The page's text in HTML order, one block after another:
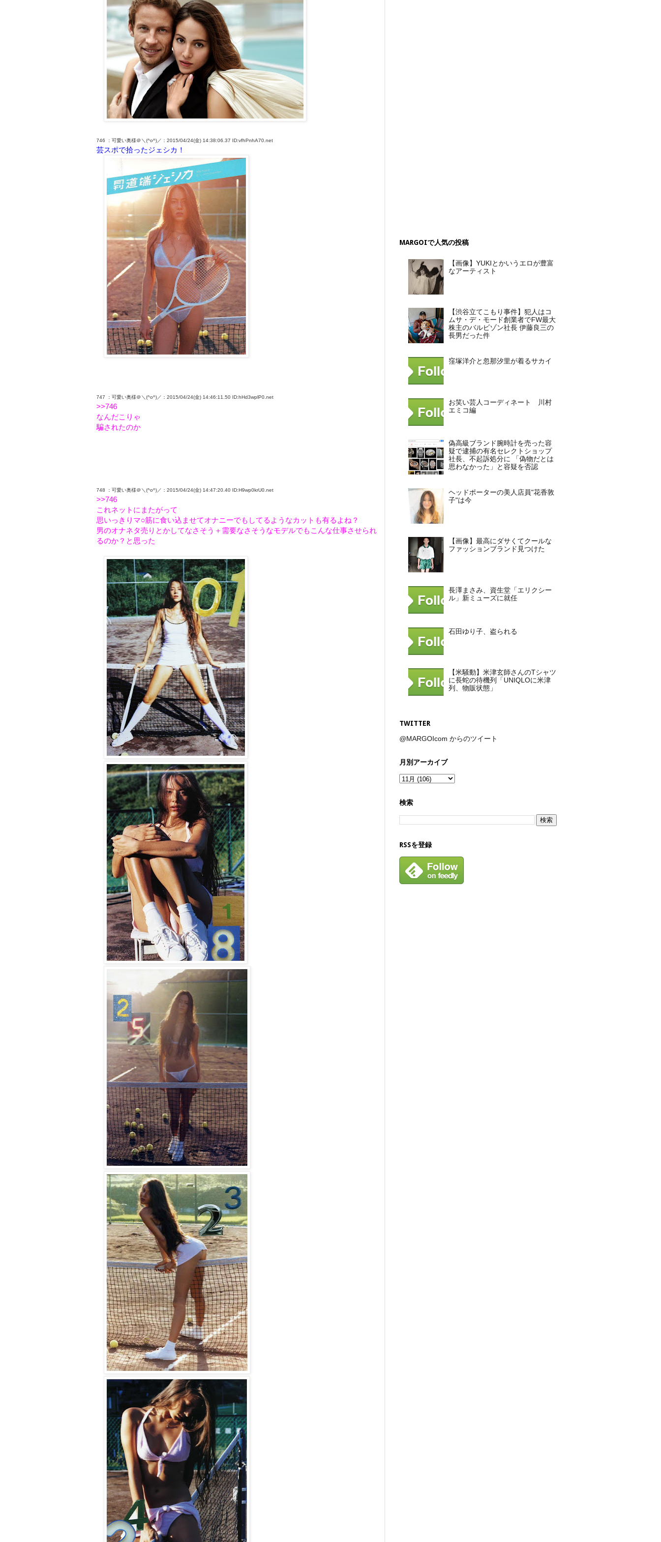
746 ：可愛い奥様＠＼(^o^)／：2015/04/24(金) 14:38:06.37 ID:vfhPnhA70.net
芸スポで拾ったジェシカ！
747 ：可愛い奥様＠＼(^o^)／：2015/04/24(金) 14:46:11.50 ID:hHd3wplP0.net
>>746
なんだこりゃ
騙されたのか
748 ：可愛い奥様＠＼(^o^)／：2015/04/24(金) 14:47:20.40 ID:H9wp0krU0.net
>>746
これネットにまたがって
思いっきりマ○筋に食い込ませてオナニーでもしてるようなカットも有るよね？
男のオナネタ売りとかしてなさそう＋需要なさそうなモデルでもこんな仕事させられ
るのか？と思った
MARGOIで人気の投稿
【画像】YUKIとかいうエロが豊富
なアーティスト
【渋谷立てこもり事件】犯人はコ
ムサ・デ・モード創業者でFW最大
株主のバルビゾン社長 伊藤良三の
長男だった件
窪塚洋介と忽那汐里が着るサカイ
お笑い芸人コーディネート 川村
エミコ編
偽高級ブランド腕時計を売った容
疑で逮捕の有名セレクトショップ
社長、不起訴処分に 「偽物だとは
思わなかった」と容疑を否認
ヘッドポーターの美人店員"花香敦
子"は今
【画像】最高にダサくてクールな
ファッションブランド見つけた
長澤まさみ、資生堂「エリクシー
ル」新ミューズに就任
石田ゆり子、盗られる
【米騒動】米津玄師さんのTシャツ
に長蛇の待機列「UNIQLOに米津
列、物販状態」
TWITTER
@MARGOIcom からのツイート
月別アーカイブ
検索
RSSを登録